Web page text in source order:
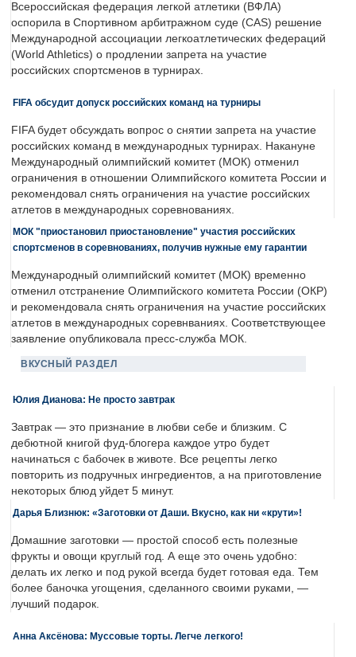
Всероссийская федерация легкой атлетики (ВФЛА)
оспорила в Спортивном арбитражном суде (CAS) решение
Международной ассоциации легкоатлетических федераций
(World Athletics) о продлении запрета на участие
российских спортсменов в турнирах.
FIFA обсудит допуск российских команд на турниры
FIFA будет обсуждать вопрос о снятии запрета на участие
российских команд в международных турнирах. Накануне
Международный олимпийский комитет (МОК) отменил
ограничения в отношении Олимпийского комитета России и
рекомендовал снять ограничения на участие российских
атлетов в международных соревнованиях.
МОК "приостановил приостановление" участия российских
спортсменов в соревнованиях, получив нужные ему гарантии
Международный олимпийский комитет (МОК) временно
отменил отстранение Олимпийского комитета России (ОКР)
и рекомендовала снять ограничения на участие российских
атлетов в международных соревнваниях. Соответствующее
заявление опубликовала пресс-служба МОК.
ВКУСНЫЙ РАЗДЕЛ
Юлия Дианова: Не просто завтрак
Завтрак — это признание в любви себе и близким. С
дебютной книгой фуд-блогера каждое утро будет
начинаться с бабочек в животе. Все рецепты легко
повторить из подручных ингредиентов, а на приготовление
некоторых блюд уйдет 5 минут.
Дарья Близнюк: «Заготовки от Даши. Вкусно, как ни «крути»!
Домашние заготовки — простой способ есть полезные
фрукты и овощи круглый год. А еще это очень удобно:
делать их легко и под рукой всегда будет готовая еда. Тем
более баночка угощения, сделанного своими руками, —
лучший подарок.
Анна Аксёнова: Муссовые торты. Легче легкого!